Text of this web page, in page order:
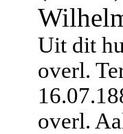
Uit dit
overl.
overl.